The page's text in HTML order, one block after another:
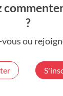
?
ou